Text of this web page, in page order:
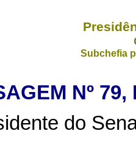
Subchefia
Nº
do